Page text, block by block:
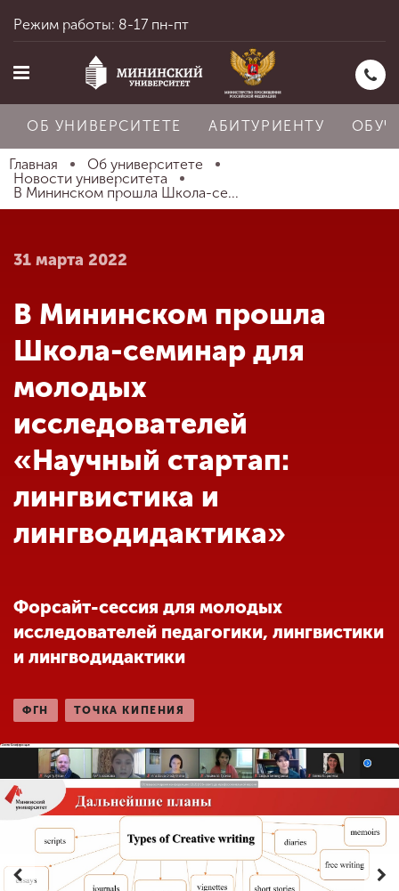
Главная
Абитуриенту
Обучение
Наука
Международная
деятельность
Другие виды
деятельности
Сведения об
образовательной
организации
ENG SPN
Режим работы: 8-17 пн-пт
ОБ УНИВЕРСИТЕТЕ АБИТУРИЕНТУ
Главная
Об университете
Новости университета
В Мининском прошла Школа-се...
31 марта 2022
В Мининском прошла
Школа-семинар для
молодых
исследователей
«Научный стартап:
лингвистика и
лингводидактика»
Форсайт-сессия для молодых
исследователей педагогики, лингвистики
и лингводидактики
ФГН ТОЧКА КИПЕНИЯ